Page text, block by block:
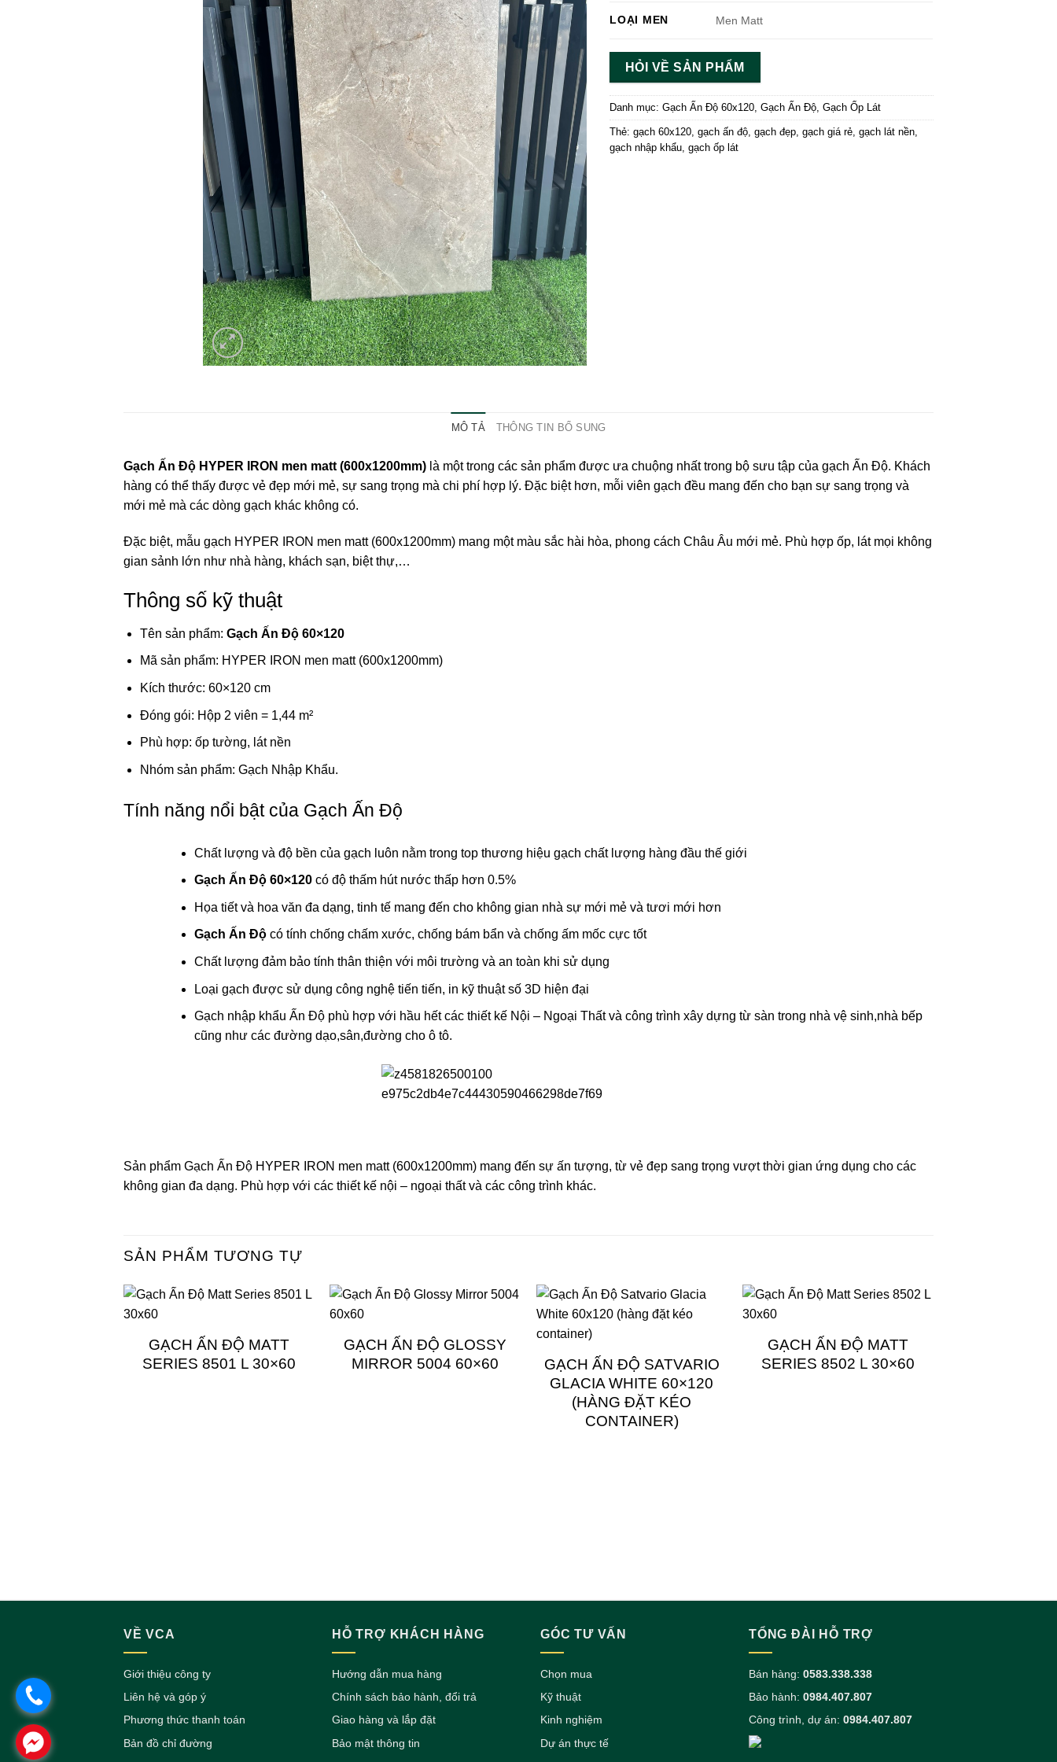
LOẠI MEN Men Matt
HỎI VỀ SẢN PHẨM
Danh mục:Gạch Ấn Độ 60x120 ,Gạch Ấn Độ ,Gạch Ốp Lát
Thẻ:gạch 60x120 ,gạch ấn độ ,gạch đẹp ,gạch giá rẻ ,gạch lát nền
gạch nhập khẩu ,gạch ốp lát
MÔ TẢ THÔNG TIN BỔ SUNG
Gạch Ấn Độ HYPER IRON men matt (600x1200mm) là một trong các sản phẩm được ưa chuộng nhất trong bộ sưu tập của gạch Ấn Độ. Khách
hàng có thể thấy được vẻ đẹp mới mẻ, sự sang trọng mà chi phí hợp lý. Đặc biệt hơn, mỗi viên gạch đều mang đến cho bạn sự sang trọng và
mới mẻ mà các dòng gạch khác không có.
Đặc biệt, mẫu gạch HYPER IRON men matt (600x1200mm) mang một màu sắc hài hòa, phong cách Châu Âu mới mẻ. Phù hợp ốp, lát mọi không
gian sảnh lớn như nhà hàng, khách sạn, biệt thự,…
Thông số kỹ thuật
Tên sản phẩm: Gạch Ấn Độ 60×120
Mã sản phẩm: HYPER IRON men matt (600x1200mm)
Kích thước: 60×120 cm
Đóng gói: Hộp 2 viên = 1,44 m²
Phù hợp: ốp tường, lát nền
Nhóm sản phẩm: Gạch Nhập Khẩu.
Tính năng nổi bật của Gạch Ấn Độ
Chất lượng và độ bền của gạch luôn nằm trong top thương hiệu gạch chất lượng hàng đầu thế giới
Gạch Ấn Độ 60×120có độ thấm hút nước thấp hơn 0.5%
Họa tiết và hoa văn đa dạng, tinh tế mang đến cho không gian nhà sự mới mẻ và tươi mới hơn
Gạch Ấn Độcó tính chống chấm xước, chống bám bẩn và chống ấm mốc cực tốt
Chất lượng đảm bảo tính thân thiện với môi trường và an toàn khi sử dụng
Loại gạch được sử dụng công nghệ tiến tiến, in kỹ thuật số 3D hiện đại
Gạch nhập khẩu Ấn Độ phù hợp với hầu hết các thiết kế Nội – Ngoại Thất và công trình xây dựng từ sàn trong nhà vệ sinh,nhà bếp
cũng như các đường dạo,sân,đường cho ô tô.
Sản phẩm Gạch Ấn Độ HYPER IRON men matt (600x1200mm) mang đến sự ấn tượng, từ vẻ đẹp sang trọng vượt thời gian ứng dụng cho các
không gian đa dạng. Phù hợp với các thiết kế nội – ngoại thất và các công trình khác.
SẢN PHẨM TƯƠNG TỰ
GẠCH ẤN ĐỘ MATT
SERIES 8501 L 30×60
GẠCH ẤN ĐỘ GLOSSY
MIRROR 5004 60×60
GẠCH ẤN ĐỘ SATVARIO
GLACIA WHITE 60×120
(HÀNG ĐẶT KÉO
CONTAINER)
GẠCH ẤN ĐỘ MATT
SERIES 8502 L 30×60
VỀ VCA
Giới thiệu công ty
Liên hệ và góp ý
Phương thức thanh toán
Bản đồ chỉ đường
HỖ TRỢ KHÁCH HÀNG
Hướng dẫn mua hàng
Chính sách bảo hành, đổi trả
Giao hàng và lắp đặt
Bảo mật thông tin
GÓC TƯ VẤN
Chọn mua
Kỹ thuật
Kinh nghiệm
Dự án thực tế
TỔNG ĐÀI HỖ TRỢ
Bán hàng: 0583.338.338
Bảo hành: 0984.407.807
Công trình, dự án: 0984.407.807
.
.